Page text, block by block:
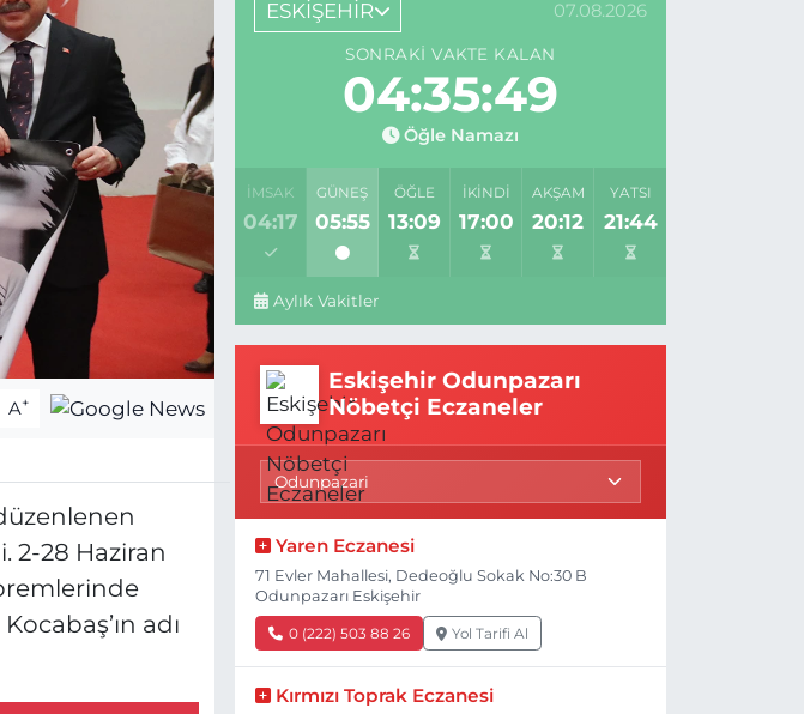
A+
2-28 Haziran
adı
ESKİŞEHİR 07.08.2026
SONRAKI VAKTE KALAN
04:35:47
Öğle Namazı
İMSAK
04:17
GÜNEŞ
05:55
ÖĞLE
13:09
İKINDI
17:00
AKŞAM
20:12
YATSI
21:44
Aylık Vakitler
Eskişehir Odunpazarı
Nöbetçi Eczaneler
Yaren Eczanesi
71 Evler Mahallesi, Dedeoğlu Sokak No:30 B
Odunpazarı Eskişehir
0 (222) 503 88 26 Yol Tarifi Al
Kırmızı Toprak Eczanesi